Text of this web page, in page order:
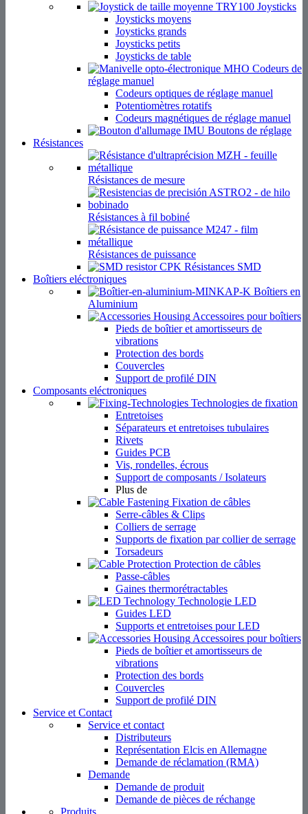
Joysticks
Joysticks moyens
Joysticks grands
Joysticks petits
Joysticks de table
Codeurs de
réglage manuel
Codeurs optiques de réglage manuel
Potentiomètres rotatifs
Codeurs magnétiques de réglage manuel
Boutons de réglage
Résistances
Résistances de mesure
Résistances à fil bobiné
Résistances de puissance
Résistances SMD
Boîtiers eléctroniques
Boîtiers en
Aluminium
Accessoires pour boîtiers
Pieds de boîtier et amortisseurs de
vibrations
Protection des bords
Couvercles
Support de profilé DIN
Composants eléctroniques
Technologies de fixation
Entretoises
Séparateurs et entretoises tubulaires
Rivets
Guides PCB
Vis, rondelles, écrous
Support de composants / Isolateurs
Plus de
Fixation de câbles
Serre-câbles & Clips
Colliers de serrage
Supports de fixation par collier de serrage
Torsadeurs
Protection de câbles
Passe-câbles
Gaines thermorétractables
Technologie LED
Guides LED
Supports et entretoises pour LED
Accessoires pour boîtiers
Pieds de boîtier et amortisseurs de
vibrations
Protection des bords
Couvercles
Support de profilé DIN
Service et Contact
Service et contact
Distributeurs
Représentation Elcis en Allemagne
Demande de réclamation (RMA)
Demande
Demande de produit
Demande de pièces de réchange
Produits